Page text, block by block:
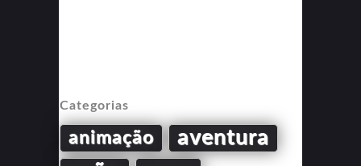
Categorias
animação aventura